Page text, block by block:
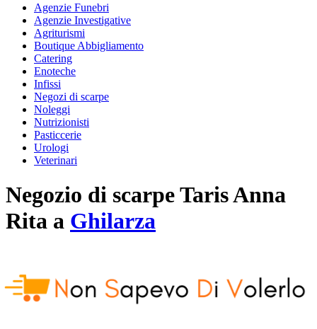
Agenzie Funebri
Agenzie Investigative
Agriturismi
Boutique Abbigliamento
Catering
Enoteche
Infissi
Negozi di scarpe
Noleggi
Nutrizionisti
Pasticcerie
Urologi
Veterinari
Negozio di scarpeTaris Anna
Rita a Ghilarza